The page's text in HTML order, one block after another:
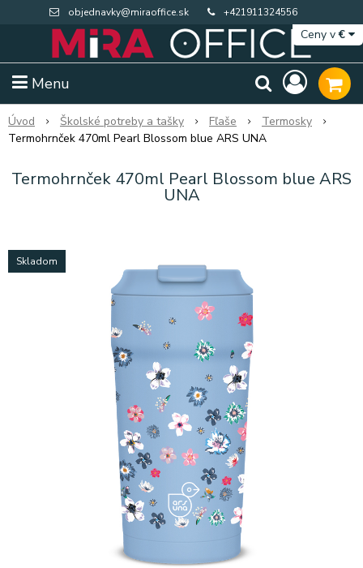
objednavky@miraoffice.sk +421911324556
Menu
Ceny v€
Výpredaj BTS
Úvod Školské potreby a tašky Fľaše
Termosky
Termohrnček 470ml Pearl Blossom blue ARS UNA
Termohrnček 470ml Pearl Blossom blue ARS
UNA
Skladom